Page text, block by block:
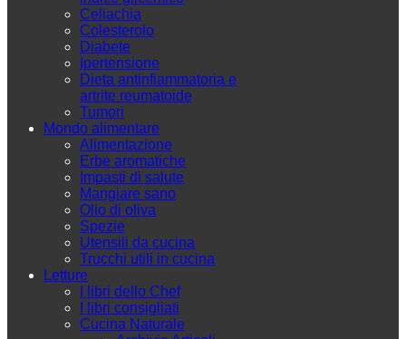
Celiachia
Colesterolo
Diabete
Ipertensione
Dieta antinfiammatoria e
artrite reumatoide
Tumori
Mondo alimentare
Alimentazione
Erbe aromatiche
Impasti di salute
Mangiare sano
Olio di oliva
Spezie
Utensili da cucina
Trucchi utili in cucina
Letture
I libri dello Chef
I libri consigliati
Cucina Naturale